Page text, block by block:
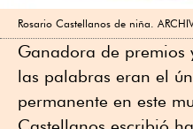
Rosario Castellanos de niña.
Ganadora de premios
las palabras eran el
permanente en este